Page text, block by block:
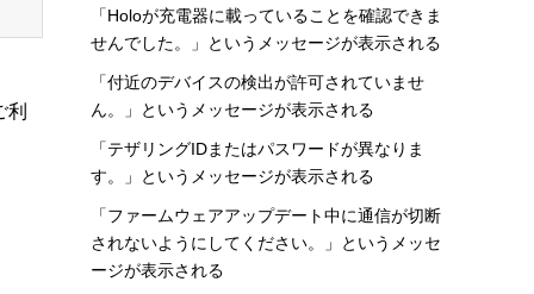
利
「Holoが充電器に載っていることを確認できま
せんでした。」というメッセージが表示される
「付近のデバイスの検出が許可されていませ
ん。」というメッセージが表示される
「テザリングIDまたはパスワードが異なりま
す。」というメッセージが表示される
「ファームウェアアップデート中に通信が切断
されないようにしてください。」というメッセ
ージが表示される